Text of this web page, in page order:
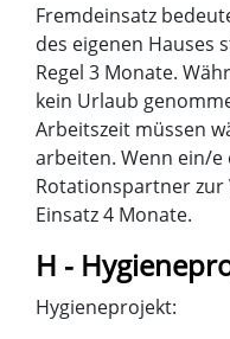
Fremdeinsatz
des eigenen Hauses
Regel 3 Monate.
kein Urlaub
Arbeitszeit müssen
arbeiten. Wenn ein/
Rotationspartner
Einsatz 4 Monate.
H -
Hygieneprojekt: